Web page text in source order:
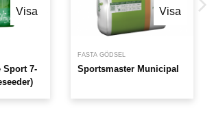
Visa
Sport 7-
Visa
FASTA GÖDSEL
Sportsmaster Municipal